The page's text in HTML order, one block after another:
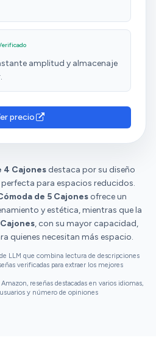
amplitud y almacenaje
precio
4 Cajones destaca por su diseño
para espacios reducidos.
de 5 Cajones ofrece un
y estética, mientras que la
, con su mayor capacidad,
quienes necesitan más espacio.
LLM que combina lectura de descripciones
verificadas para extraer los mejores
reseñas destacadas en varios idiomas,
y número de opiniones